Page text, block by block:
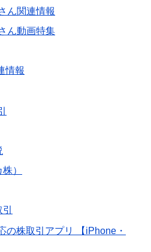
ん関連情報
ん動画特集
情報
）
の株取引アプリ 【iPhone・